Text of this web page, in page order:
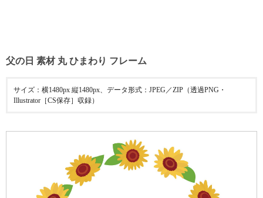
父の日 素材 丸 ひまわり フレーム
サイズ：横1480px 縦1480px、データ形式：JPEG／ZIP（透過PNG・
Illustrator［CS保存］収録）